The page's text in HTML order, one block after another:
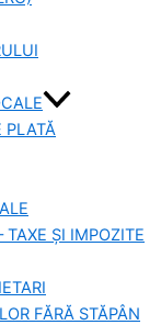
PLATĂ
ȘI IMPOZITE
FĂRĂ STĂPÂN